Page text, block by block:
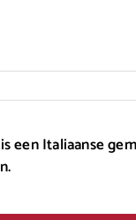
een Italiaanse